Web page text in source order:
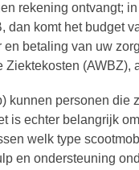
rekening ontvangt;
dan komt het budget
betaling van uw
(AWBZ),
kunnen personen
is echter belangrijk
welk type
en ondersteuning